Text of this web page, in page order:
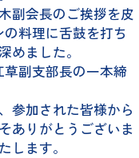
副会長のご挨拶を皮
料理に舌鼓を打ち
めました。
副支部長の一本締
参加された皆様から
ありがとうございま
します。